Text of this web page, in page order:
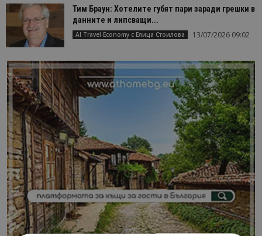
Тим Браун: Хотелите губят пари заради грешки в
данните и липсващи...
AI Travel Economy с Елица Стоилова 13/07/2026 09:02